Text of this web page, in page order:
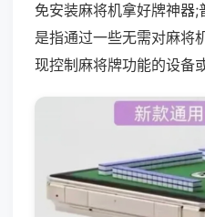
免安装麻将机拿好牌神器
是指通过一些无需对麻将
现控制麻将牌功能的设备